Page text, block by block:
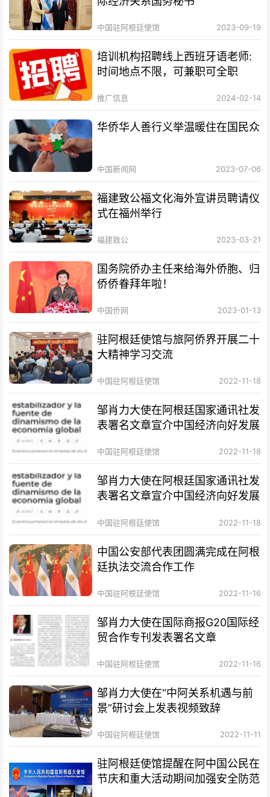
中国驻阿根廷使馆 2023-09-19
培训机构招聘线上西班牙语老师:
时间地点不限，可兼职可全职
推广信息 2024-02-14
华侨华人善行义举温暖住在国民众
中国新闻网 2023-07-06
福建致公福文化海外宣讲员聘请仪
式在福州举行
福建致公 2023-03-21
国务院侨办主任来给海外侨胞、归
侨侨眷拜年啦！
中国侨网 2023-01-13
驻阿根廷使馆与旅阿侨界开展二十
大精神学习交流
中国驻阿根廷使馆 2022-11-18
邹肖力大使在阿根廷国家通讯社发
表署名文章宣介中国经济向好发展
中国驻阿根廷使馆 2022-11-18
邹肖力大使在阿根廷国家通讯社发
表署名文章宣介中国经济向好发展
中国驻阿根廷使馆 2022-11-18
中国公安部代表团圆满完成在阿根
廷执法交流合作工作
中国驻阿根廷使馆 2022-11-16
邹肖力大使在国际商报G20国际经
贸合作专刊发表署名文章
中国驻阿根廷使馆 2022-11-16
邹肖力大使在“中阿关系机遇与前
景”研讨会上发表视频致辞
中国驻阿根廷使馆 2022-11-11
驻阿根廷使馆提醒在阿中国公民在
节庆和重大活动期间加强安全防范